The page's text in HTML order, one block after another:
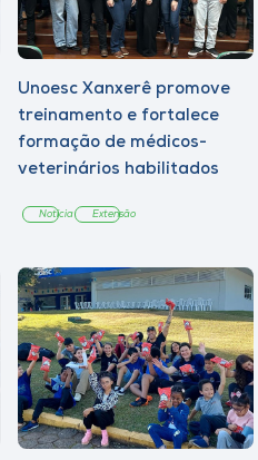
Unoesc Xanxerê promove
treinamento e fortalece
formação de médicos-
veterinários habilitados
Notícia Extensão